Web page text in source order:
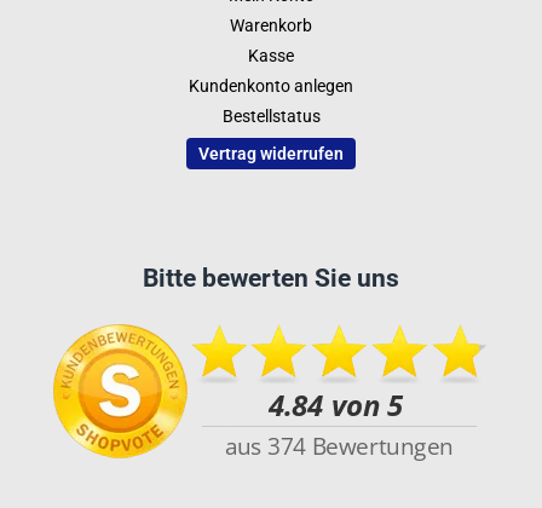
Warenkorb
Kasse
Kundenkonto anlegen
Bestellstatus
Vertrag widerrufen
Bitte bewerten Sie uns